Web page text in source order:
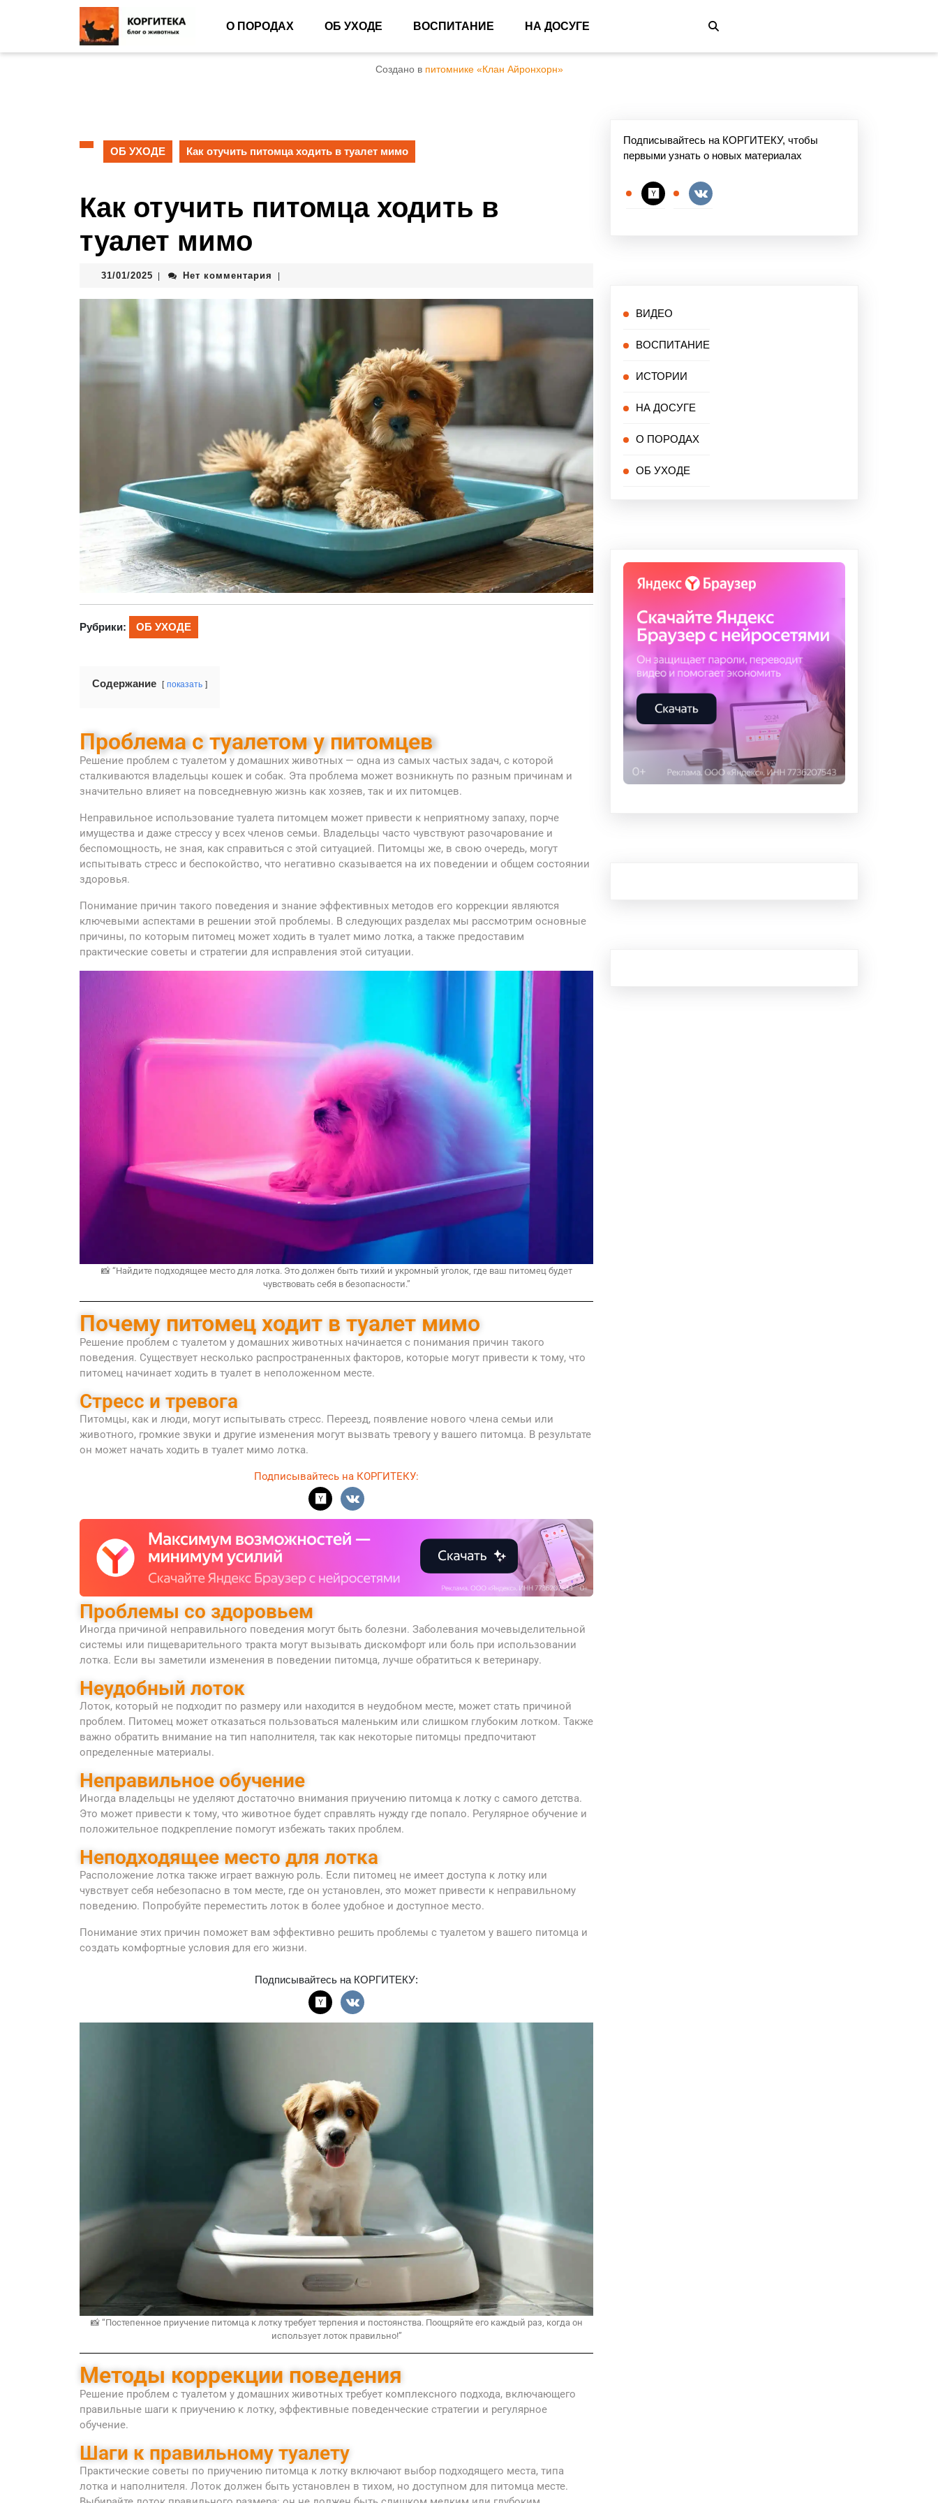
О ПОРОДАХ ОБ УХОДЕ ВОСПИТАНИЕ НА ДОСУГЕ
Создано в питомнике «Клан Айронхорн»
ОБ УХОДЕ Как отучить питомца ходить в туалет мимо
Как отучить питомца ходить в
туалет мимо
31/01/2025 Нет комментария
Рубрики: ОБ УХОДЕ
Содержание показать
Проблема с туалетом у питомцев
Решение проблем с туалетом у домашних животных — одна из самых частых задач, с которой
сталкиваются владельцы кошек и собак. Эта проблема может возникнуть по разным причинам и
значительно влияет на повседневную жизнь как хозяев, так и их питомцев.
Неправильное использование туалета питомцем может привести к неприятному запаху, порче
имущества и даже стрессу у всех членов семьи. Владельцы часто чувствуют разочарование и
беспомощность, не зная, как справиться с этой ситуацией. Питомцы же, в свою очередь, могут
испытывать стресс и беспокойство, что негативно сказывается на их поведении и общем состоянии
здоровья.
Понимание причин такого поведения и знание эффективных методов его коррекции являются
ключевыми аспектами в решении этой проблемы. В следующих разделах мы рассмотрим основные
причины, по которым питомец может ходить в туалет мимо лотка, а также предоставим
практические советы и стратегии для исправления этой ситуации.
📸 “Найдите подходящее место для лотка. Это должен быть тихий и укромный уголок, где ваш питомец будет
чувствовать себя в безопасности.”
Почему питомец ходит в туалет мимо
Решение проблем с туалетом у домашних животных начинается с понимания причин такого
поведения. Существует несколько распространенных факторов, которые могут привести к тому, что
питомец начинает ходить в туалет в неположенном месте.
Стресс и тревога
Питомцы, как и люди, могут испытывать стресс. Переезд, появление нового члена семьи или
животного, громкие звуки и другие изменения могут вызвать тревогу у вашего питомца. В результате
он может начать ходить в туалет мимо лотка.
Подписывайтесь на КОРГИТЕКУ:
Проблемы со здоровьем
Иногда причиной неправильного поведения могут быть болезни. Заболевания мочевыделительной
системы или пищеварительного тракта могут вызывать дискомфорт или боль при использовании
лотка. Если вы заметили изменения в поведении питомца, лучше обратиться к ветеринару.
Неудобный лоток
Лоток, который не подходит по размеру или находится в неудобном месте, может стать причиной
проблем. Питомец может отказаться пользоваться маленьким или слишком глубоким лотком. Также
важно обратить внимание на тип наполнителя, так как некоторые питомцы предпочитают
определенные материалы.
Неправильное обучение
Иногда владельцы не уделяют достаточно внимания приучению питомца к лотку с самого детства.
Это может привести к тому, что животное будет справлять нужду где попало. Регулярное обучение и
положительное подкрепление помогут избежать таких проблем.
Неподходящее место для лотка
Расположение лотка также играет важную роль. Если питомец не имеет доступа к лотку или
чувствует себя небезопасно в том месте, где он установлен, это может привести к неправильному
поведению. Попробуйте переместить лоток в более удобное и доступное место.
Понимание этих причин поможет вам эффективно решить проблемы с туалетом у вашего питомца и
создать комфортные условия для его жизни.
Подписывайтесь на КОРГИТЕКУ:
📸 “Постепенное приучение питомца к лотку требует терпения и постоянства. Поощряйте его каждый раз, когда он
использует лоток правильно!”
Методы коррекции поведения
Решение проблем с туалетом у домашних животных требует комплексного подхода, включающего
правильные шаги к приучению к лотку, эффективные поведенческие стратегии и регулярное
обучение.
Шаги к правильному туалету
Практические советы по приучению питомца к лотку включают выбор подходящего места, типа
лотка и наполнителя. Лоток должен быть установлен в тихом, но доступном для питомца месте.
Подписывайтесь на КОРГИТЕКУ, чтобы
первыми узнать о новых материалах
ВИДЕО
ВОСПИТАНИЕ
ИСТОРИИ
НА ДОСУГЕ
О ПОРОДАХ
ОБ УХОДЕ